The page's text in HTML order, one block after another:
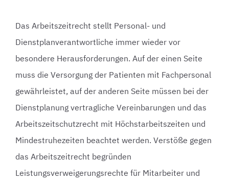
Das Arbeitszeitrecht stellt Personal- und
Dienstplanverantwortliche immer wieder vor
besondere Herausforderungen. Auf der einen Seite
muss die Versorgung der Patienten mit Fachpersonal
gewährleistet, auf der anderen Seite müssen bei der
Dienstplanung vertragliche Vereinbarungen und das
Arbeitszeitschutzrecht mit Höchstarbeitszeiten und
Mindestruhezeiten beachtet werden. Verstöße gegen
das Arbeitszeitrecht begründen
Leistungsverweigerungsrechte für Mitarbeiter und